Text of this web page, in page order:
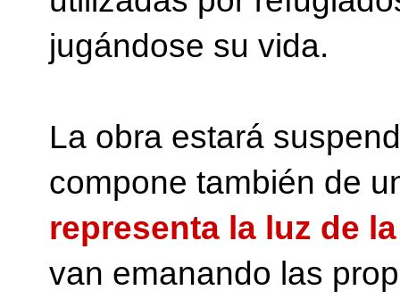
jugándose su vida.
La obra estará
compone también de
representa la luz de
van emanando las